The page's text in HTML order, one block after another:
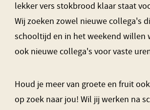
lekker vers stokbrood klaar staat
Wij zoeken zowel nieuwe collega's
schooltijd en in het weekend willen
ook nieuwe collega's voor vaste
Houd je meer van groete en fruit
op zoek naar jou! Wil jij werken na